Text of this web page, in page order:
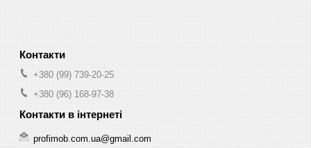
+380 (99) 739-20-25
+380 (96) 168-97-38
profimob.com.ua@gmail.com